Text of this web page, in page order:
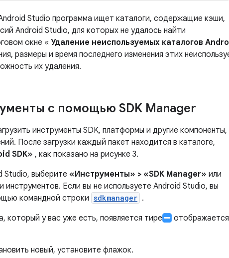
Studio программа ищет каталоги, содержащие кэши,
Android Studio, для которых не удалось найти
окне «Удаление неиспользуемых каталогов
размеры и время последнего изменения этих
их удаления.
с помощью SDK Manager
инструменты SDK, платформы и другие компоненты,
После загрузки каждый пакет находится в каталоге,
SDK» , как показано на рисунке 3.
Studio, выберите «Инструменты» > «SDK Manager» или
инструментов. Если вы не используете Android Studio, вы
командной строки sdkmanager .
который у вас уже есть, появляется тире
новый, установите флажок.